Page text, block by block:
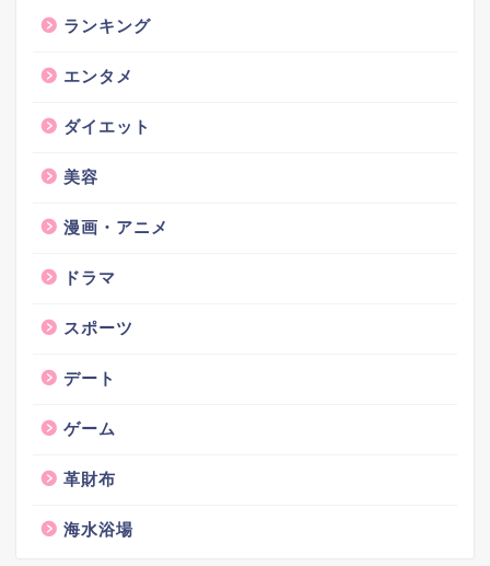
ランキング
エンタメ
ダイエット
美容
漫画・アニメ
ドラマ
スポーツ
デート
ゲーム
革財布
海水浴場